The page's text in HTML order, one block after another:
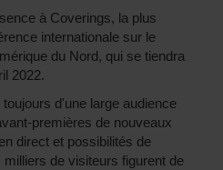
à Coverings, la plus
internationale sur le
du Nord, qui se tiendra
2022.
d'une large audience
premières de nouveaux
direct et possibilités de
de visiteurs figurent de